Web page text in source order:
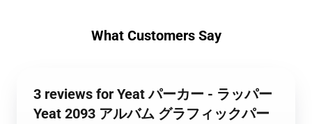
What Customers Say
3 reviews for Yeat パーカー - ラッパー
Yeat 2093 アルバム グラフィックパー